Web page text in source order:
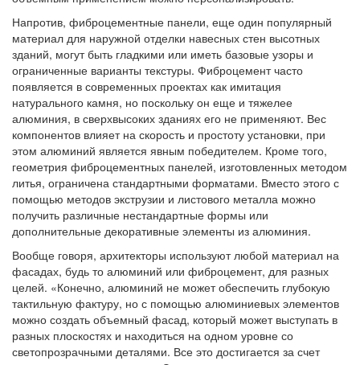
Напротив, фиброцементные панели, еще один популярный
материал для наружной отделки навесных стен высотных
зданий, могут быть гладкими или иметь базовые узоры и
ограниченные варианты текстуры. Фиброцемент часто
появляется в современных проектах как имитация
натурального камня, но поскольку он еще и тяжелее
алюминия, в сверхвысоких зданиях его не применяют. Вес
компонентов влияет на скорость и простоту установки, при
этом алюминий является явным победителем. Кроме того,
геометрия фиброцементных панелей, изготовленных методом
литья, ограничена стандартными форматами. Вместо этого с
помощью методов экструзии и листового металла можно
получить различные нестандартные формы или
дополнительные декоративные элементы из алюминия.
Вообще говоря, архитекторы используют любой материал на
фасадах, будь то алюминий или фиброцемент, для разных
целей. «Конечно, алюминий не может обеспечить глубокую
тактильную фактуру, но с помощью алюминиевых элементов
можно создать объемный фасад, который может выступать в
разных плоскостях и находиться на одном уровне со
светопрозрачными деталями. Все это достигается за счет